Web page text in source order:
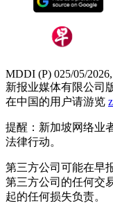
MDDI (P) 025/05/
新报业媒体有限公司
在中国的用户请游览
提醒：新加坡网络业
法律行动。
第三方公司可能在早
第三方公司的任何交
起的任何损失负责。